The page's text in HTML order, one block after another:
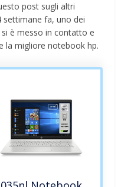
post sugli altri
settimane fa, uno dei
è messo in contatto e
la migliore notebook hp.